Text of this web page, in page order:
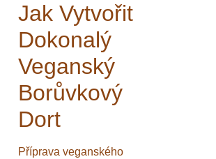
Jak Vytvořit
Dokonalý
Veganský
Borůvkový
Dort
Příprava veganského